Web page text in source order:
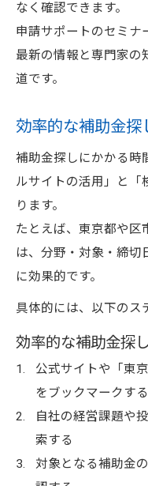
なく確認できます。
申請サポートのセミナ
最新の情報と専門家の
道です。
効率的な補助金探
補助金探しにかかる時
ルサイトの活用」と「
ります。
たとえば、東京都や区
は、分野・対象・締切
に効果的です。
具体的には、以下のス
効率的な補助金探
公式サイトや「東
をブックマークする
自社の経営課題や
索する
対象となる補助金